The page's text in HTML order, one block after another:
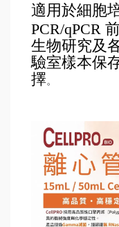
適用於細胞
PCR/qPCR
生物研究及
驗室樣本保
擇。